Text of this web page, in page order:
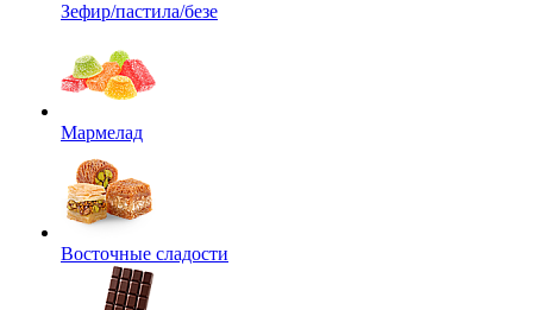
Зефир/пастила/безе
Мармелад
Восточные сладости